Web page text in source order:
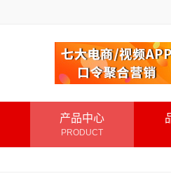
产品中心
PRODUCT